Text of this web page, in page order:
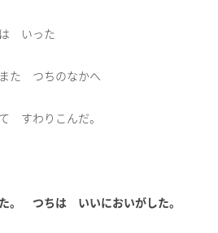
いった
た つちのなかへ
すわりこんだ。
。 つちは いいにおいがした。